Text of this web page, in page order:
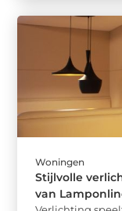
Woningen
Stijlvolle
van